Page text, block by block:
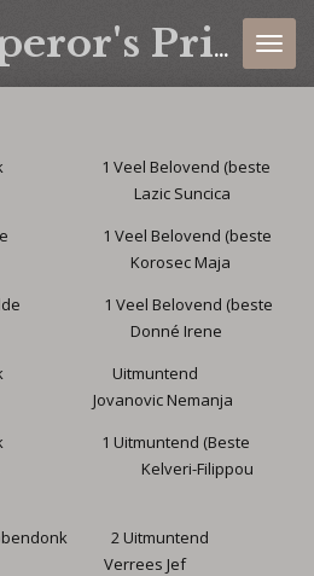
Of Emperor's Pride Labradors
Veel Belovend (beste
Lazic Suncica
Veel Belovend (beste
Korosec Maja
1 Veel Belovend (beste
Donné Irene
Uitmuntend
Nemanja
Uitmuntend (Beste
Kelveri-Filippou
2 Uitmuntend
Jef